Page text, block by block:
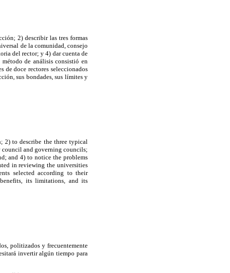
2) describir las tres formas
de la comunidad, consejo
del rector; y 4) dar cuenta de
de análisis consistió en
de doce rectores seleccionados
sus bondades, sus límites y
to describe the three typical
and governing councils;
and 4) to notice the problems
in reviewing the universities
selected according to their
its limitations, and its
politizados y frecuentemente
invertir algún tiempo para